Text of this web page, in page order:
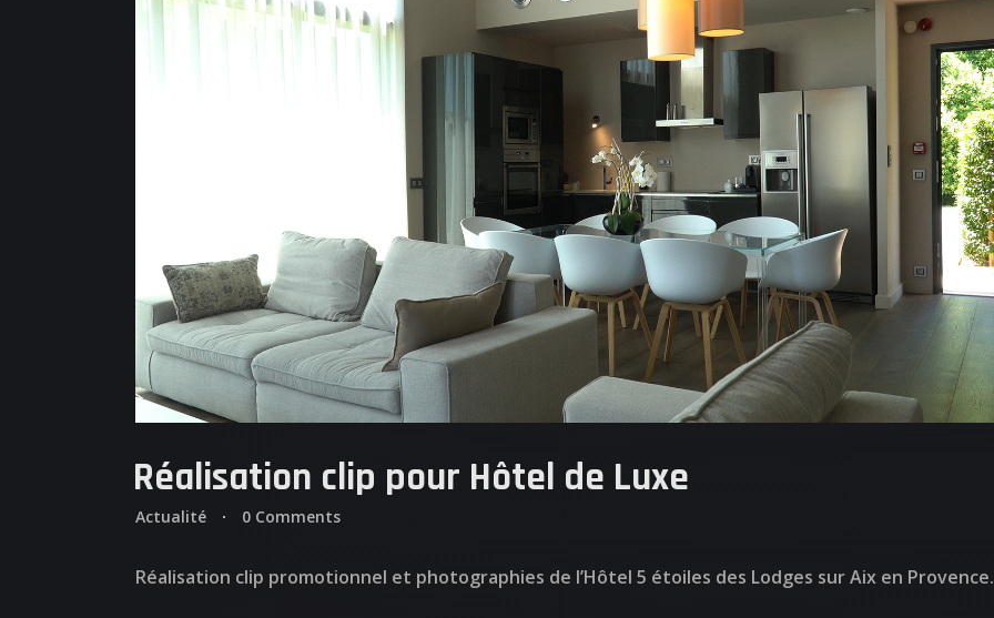
Réalisation clip pour Hôtel de Luxe
Actualité 0 Comments
Réalisation clip promotionnel et photographies de l’Hôtel 5 étoiles des Lodges sur Aix en Provence.